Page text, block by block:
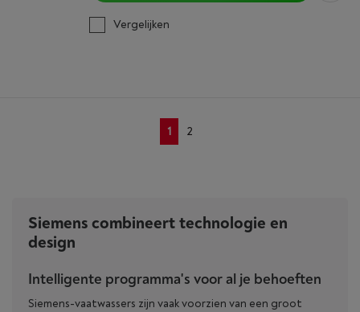
Vergelijken
1 2
Siemens combineert technologie en
design
Intelligente programma's voor al je behoeften
Siemens-vaatwassers zijn vaak voorzien van een groot